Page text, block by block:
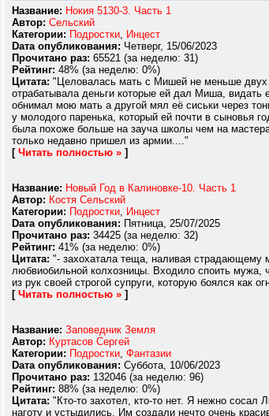
Название: Нокия 5130-3. Часть 1
Автор: Сельский
Категории: Подростки, Инцест
Dата опубликования: Четверг, 15/06/2023
Прочитано раз: 65521 (за неделю: 31)
Рейтинг: 48% (за неделю: 0%)
Цитата: "Целовалась мать с Мишей не меньше двух
отрабатывала деньги которые ей дал Миша, видать
обнимал мою мать а другой мял её сиськи через
у молодого паренька, который ей почти в сыновья
была похоже больше на зауча школы чем на
только недавно пришел из армии...."
[ Читать полностью » ]
Название: Новый Год в Калиновке-10. Часть 1
Автор: Костя Сельский
Категории: Подростки, Инцест
Dата опубликования: Пятница, 25/07/2025
Прочитано раз: 34425 (за неделю: 32)
Рейтинг: 41% (за неделю: 0%)
Цитата: "- захохатала теща, наливая страдающему
любвиобильной колхозницы. Входило споить
из рук своей строгой супруги, которую боялся как
[ Читать полностью » ]
Название: Заповедник Земля
Автор: Куртасов Сергей
Категории: Подростки, Фантазии
Dата опубликования: Суббота, 10/06/2023
Прочитано раз: 132046 (за неделю: 96)
Рейтинг: 88% (за неделю: 0%)
Цитата: "Кто-то захотел, кто-то нет. Я нежно сосал
наготу и устыдились. Им создали нечто очень